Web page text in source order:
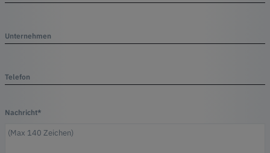
Unternehmen
Telefon
Nachricht*